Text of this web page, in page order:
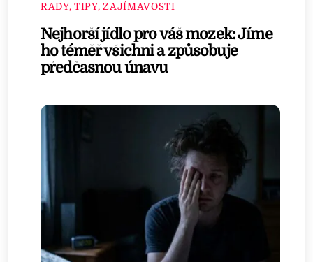
RADY, TIPY, ZAJÍMAVOSTI
Nejhorší jídlo pro váš mozek: Jíme
ho téměř všichni a způsobuje
předčasnou únavu